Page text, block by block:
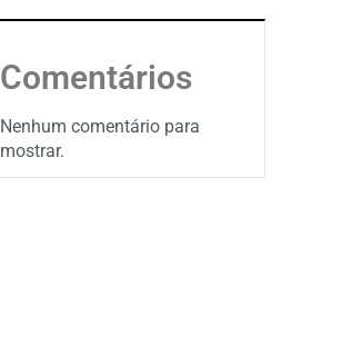
Comentários
Nenhum comentário para
mostrar.